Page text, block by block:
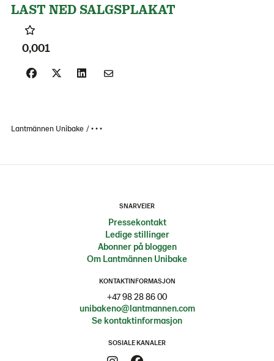
LAST NED SALGSPLAKAT
0,001
Lantmännen Unibake • • •
SNARVEIER
Pressekontakt
Ledige stillinger
Abonner på bloggen
Om Lantmännen Unibake
KONTAKTINFORMASJON
+47 98 28 86 00
unibakeno@lantmannen.com
Se kontaktinformasjon
SOSIALE KANALER